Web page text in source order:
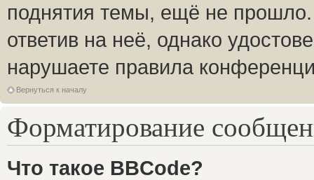
поднятия темы, ещё не
ответив на неё, однако
нарушаете правила
Вернуться к началу
Форматирование
Что такое BBCode?